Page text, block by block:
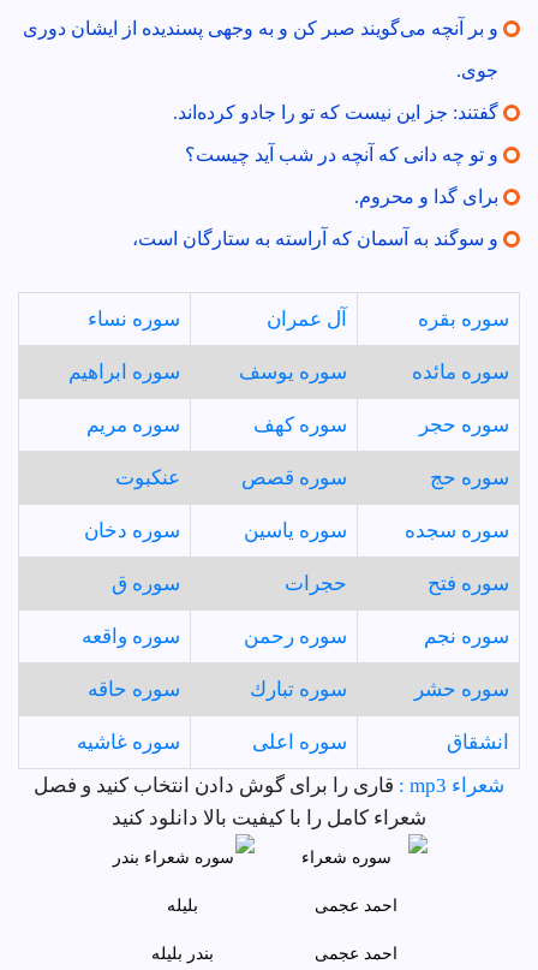
و بر آنچه مى‌گويند صبر كن و به وجهى پسنديده از ايشان دورى
جوى.
گفتند: جز اين نيست كه تو را جادو كرده‌اند.
و تو چه دانى كه آنچه در شب آيد چيست؟
براى گدا و محروم.
و سوگند به آسمان كه آراسته به ستارگان است،
سوره بقره آل عمران سوره نساء
سوره مائده سوره يوسف سوره ابراهيم
سوره حجر سوره كهف سوره مريم
سوره حج سوره قصص عنكبوت
سوره سجده سوره ياسين سوره دخان
سوره فتح حجرات سوره ق
سوره نجم سوره رحمن سوره واقعه
سوره حشر سوره تبارك سوره حاقه
انشقاق سوره اعلى
سوره غاشيه
شعراء mp3 :
قاری را برای گوش دادن انتخاب کنید و فصل
شعراء کامل را با کیفیت بالا دانلود کنید
احمد عجمى بندر بليله